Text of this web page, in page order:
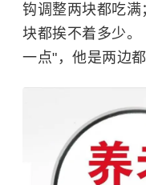
钩调整两块都吃
块都挨不着多少
一点"，他是两边都